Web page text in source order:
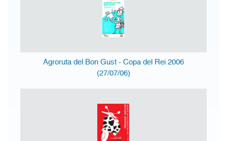
Agroruta del Bon Gust - Copa del Rei 2006
(27/07/06)